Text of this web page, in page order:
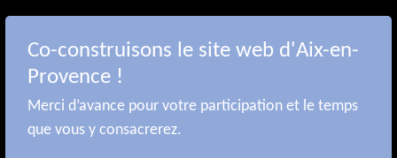
Co-construisons le site web d'Aix-en-
Provence !
Merci d’avance pour votre participation et le temps
que vous y consacrerez.